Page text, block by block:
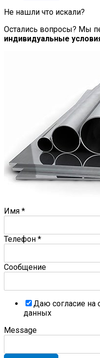
Не нашли что искали?
Остались вопросы? Мы
индивидуальные
Имя *
Телефон *
Сообщение
Даю согласие на
данных
Message